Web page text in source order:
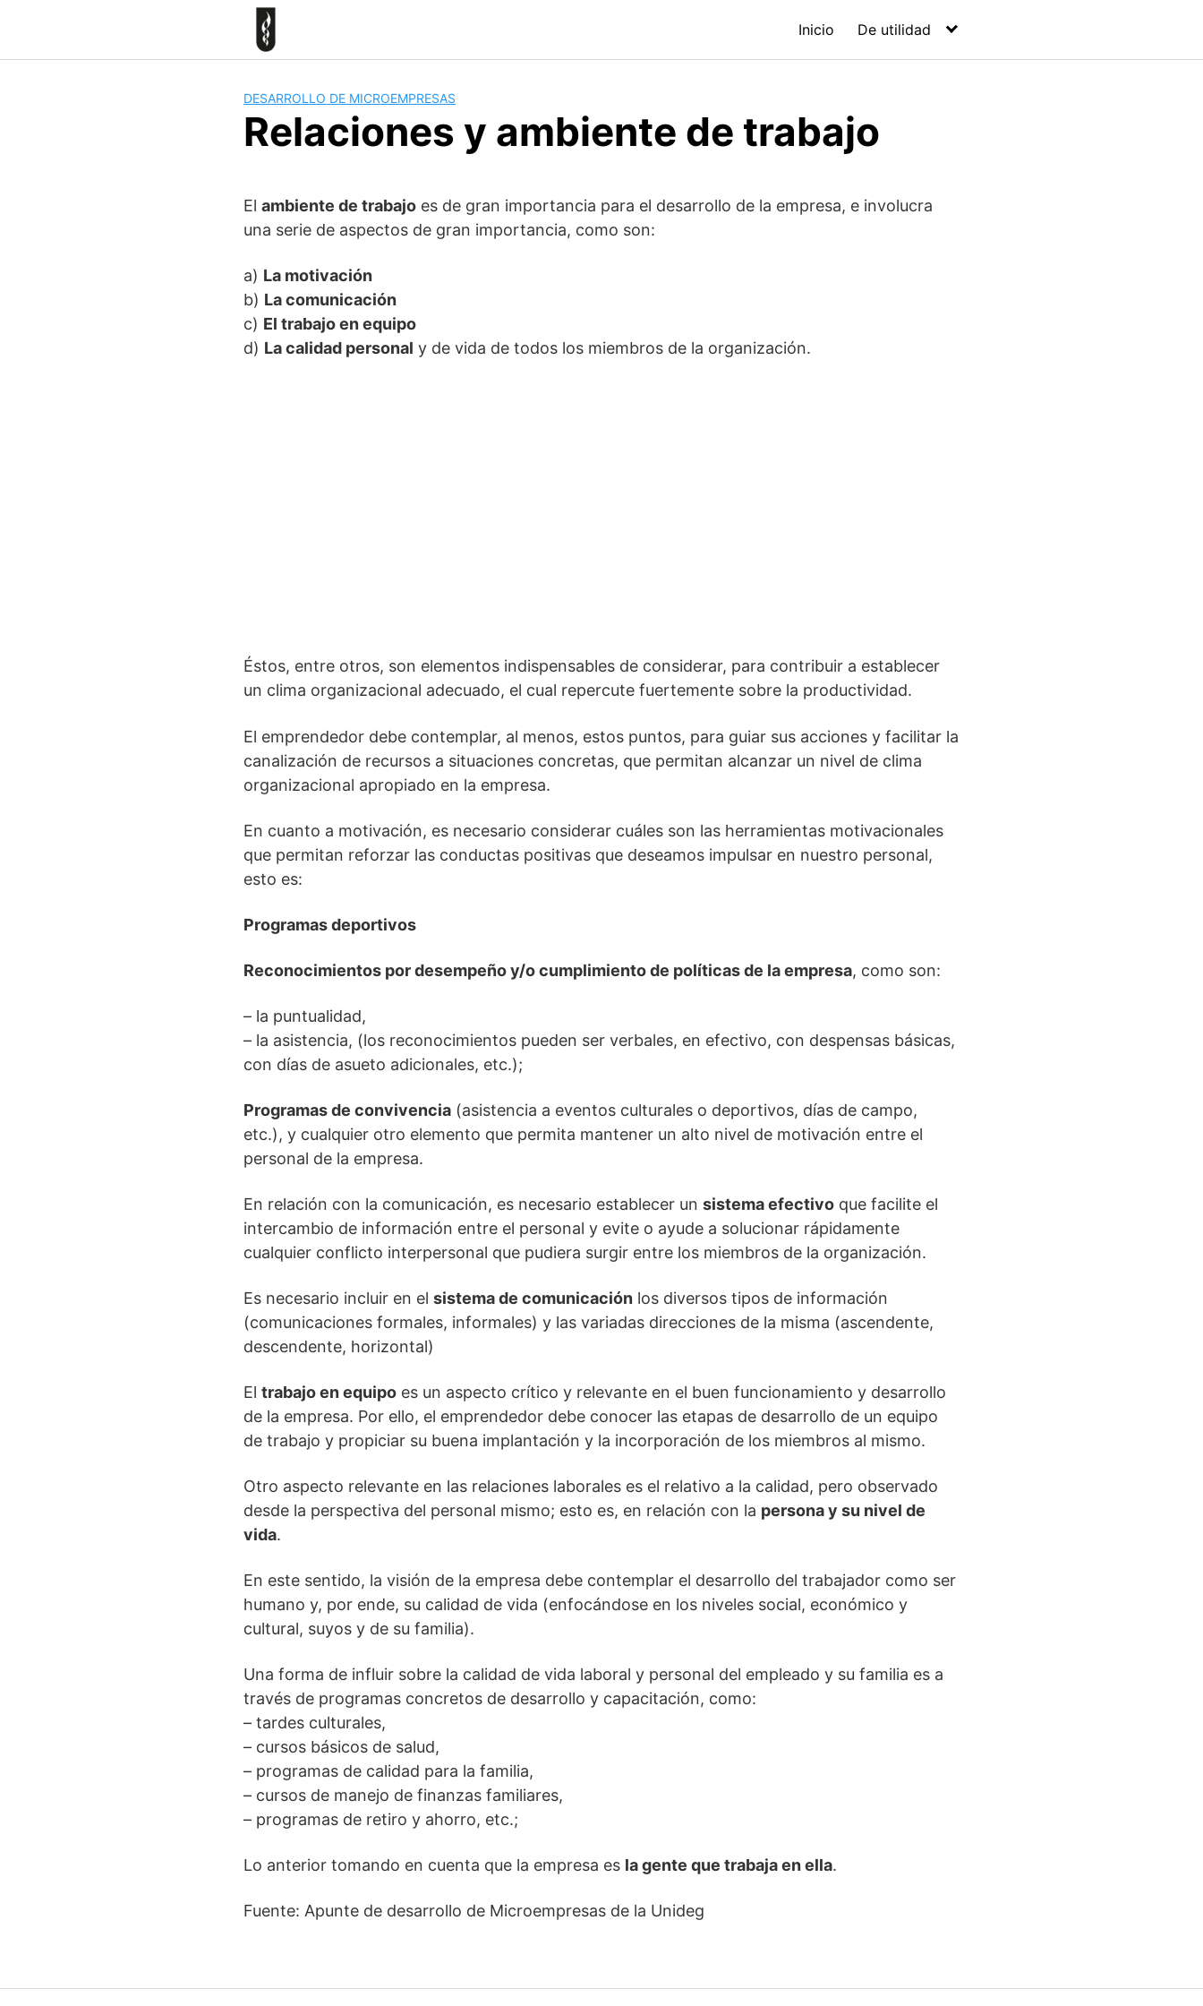
Inicio De utilidad
DESARROLLO DE MICROEMPRESAS
Relaciones y ambiente de trabajo
El ambiente de trabajo es de gran importancia para el desarrollo de la empresa, e involucra
una serie de aspectos de gran importancia, como son:
a) La motivación
b) La comunicación
c) El trabajo en equipo
d) La calidad personal y de vida de todos los miembros de la organización.
Éstos, entre otros, son elementos indispensables de considerar, para contribuir a establecer
un clima organizacional adecuado, el cual repercute fuertemente sobre la productividad.
El emprendedor debe contemplar, al menos, estos puntos, para guiar sus acciones y facilitar la
canalización de recursos a situaciones concretas, que permitan alcanzar un nivel de clima
organizacional apropiado en la empresa.
En cuanto a motivación, es necesario considerar cuáles son las herramientas motivacionales
que permitan reforzar las conductas positivas que deseamos impulsar en nuestro personal,
esto es:
Programas deportivos
Reconocimientos por desempeño y/o cumplimiento de políticas de la empresa, como son:
– la puntualidad,
– la asistencia, (los reconocimientos pueden ser verbales, en efectivo, con despensas básicas,
con días de asueto adicionales, etc.);
Programas de convivencia (asistencia a eventos culturales o deportivos, días de campo,
etc.), y cualquier otro elemento que permita mantener un alto nivel de motivación entre el
personal de la empresa.
En relación con la comunicación, es necesario establecer un sistema efectivo que facilite el
intercambio de información entre el personal y evite o ayude a solucionar rápidamente
cualquier conflicto interpersonal que pudiera surgir entre los miembros de la organización.
Es necesario incluir en el sistema de comunicación los diversos tipos de información
(comunicaciones formales, informales) y las variadas direcciones de la misma (ascendente,
descendente, horizontal)
El trabajo en equipo es un aspecto crítico y relevante en el buen funcionamiento y desarrollo
de la empresa. Por ello, el emprendedor debe conocer las etapas de desarrollo de un equipo
de trabajo y propiciar su buena implantación y la incorporación de los miembros al mismo.
Otro aspecto relevante en las relaciones laborales es el relativo a la calidad, pero observado
desde la perspectiva del personal mismo; esto es, en relación con la persona y su nivel de
vida.
En este sentido, la visión de la empresa debe contemplar el desarrollo del trabajador como ser
humano y, por ende, su calidad de vida (enfocándose en los niveles social, económico y
cultural, suyos y de su familia).
Una forma de influir sobre la calidad de vida laboral y personal del empleado y su familia es a
través de programas concretos de desarrollo y capacitación, como:
– tardes culturales,
– cursos básicos de salud,
– programas de calidad para la familia,
– cursos de manejo de finanzas familiares,
– programas de retiro y ahorro, etc.;
Lo anterior tomando en cuenta que la empresa es la gente que trabaja en ella.
Fuente: Apunte de desarrollo de Microempresas de la Unideg